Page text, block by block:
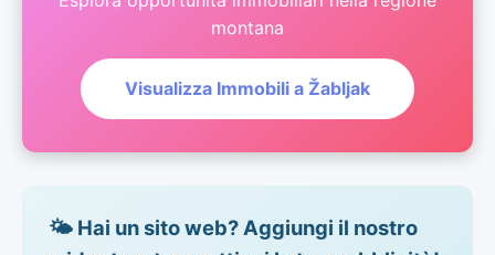
montana
Visualizza Immobili a Žabljak
🌤️ Hai un sito web? Aggiungi il nostro